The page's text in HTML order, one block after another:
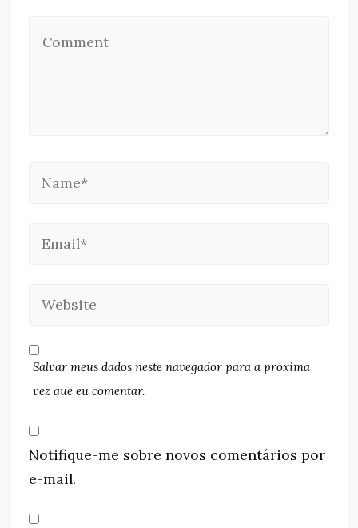
Salvar meus dados neste navegador para a próxima
vez que eu comentar.
Notifique-me sobre novos comentários por
e-mail.